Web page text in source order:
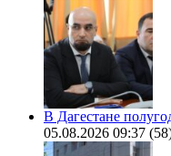
В Дагестане
05.08.2026 09:37